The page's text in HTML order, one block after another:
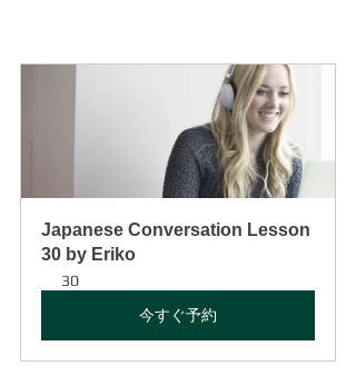
Japanese Conversation Lesson
30 by Eriko
30
今すぐ予約